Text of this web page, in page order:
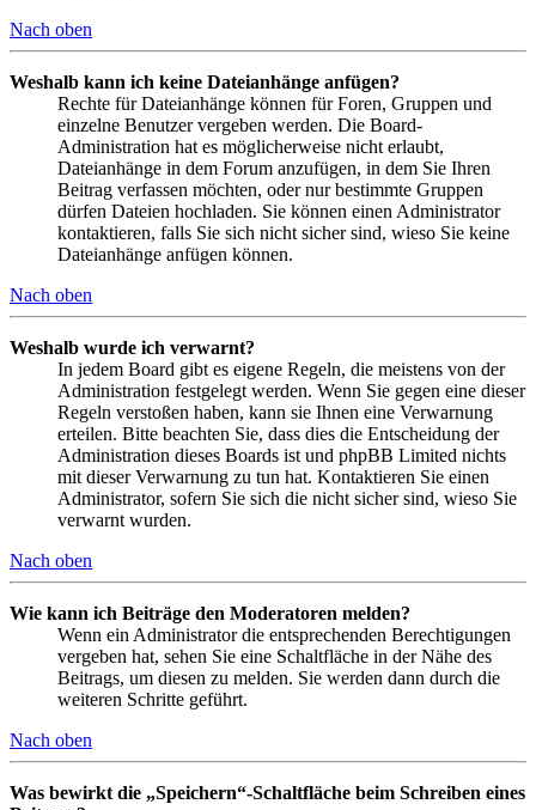
Nach oben
Weshalb kann ich keine Dateianhänge anfügen?
Rechte für Dateianhänge können für Foren, Gruppen und
einzelne Benutzer vergeben werden. Die Board-
Administration hat es möglicherweise nicht erlaubt,
Dateianhänge in dem Forum anzufügen, in dem Sie Ihren
Beitrag verfassen möchten, oder nur bestimmte Gruppen
dürfen Dateien hochladen. Sie können einen Administrator
kontaktieren, falls Sie sich nicht sicher sind, wieso Sie keine
Dateianhänge anfügen können.
Nach oben
Weshalb wurde ich verwarnt?
In jedem Board gibt es eigene Regeln, die meistens von der
Administration festgelegt werden. Wenn Sie gegen eine dieser
Regeln verstoßen haben, kann sie Ihnen eine Verwarnung
erteilen. Bitte beachten Sie, dass dies die Entscheidung der
Administration dieses Boards ist und phpBB Limited nichts
mit dieser Verwarnung zu tun hat. Kontaktieren Sie einen
Administrator, sofern Sie sich die nicht sicher sind, wieso Sie
verwarnt wurden.
Nach oben
Wie kann ich Beiträge den Moderatoren melden?
Wenn ein Administrator die entsprechenden Berechtigungen
vergeben hat, sehen Sie eine Schaltfläche in der Nähe des
Beitrags, um diesen zu melden. Sie werden dann durch die
weiteren Schritte geführt.
Nach oben
Was bewirkt die „Speichern“-Schaltfläche beim Schreiben eines